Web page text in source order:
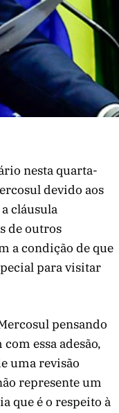
nesta quarta-
devido aos
cláusula
de outros
a condição de que
para visitar
pensando
essa adesão,
uma revisão
represente um
que é o respeito à